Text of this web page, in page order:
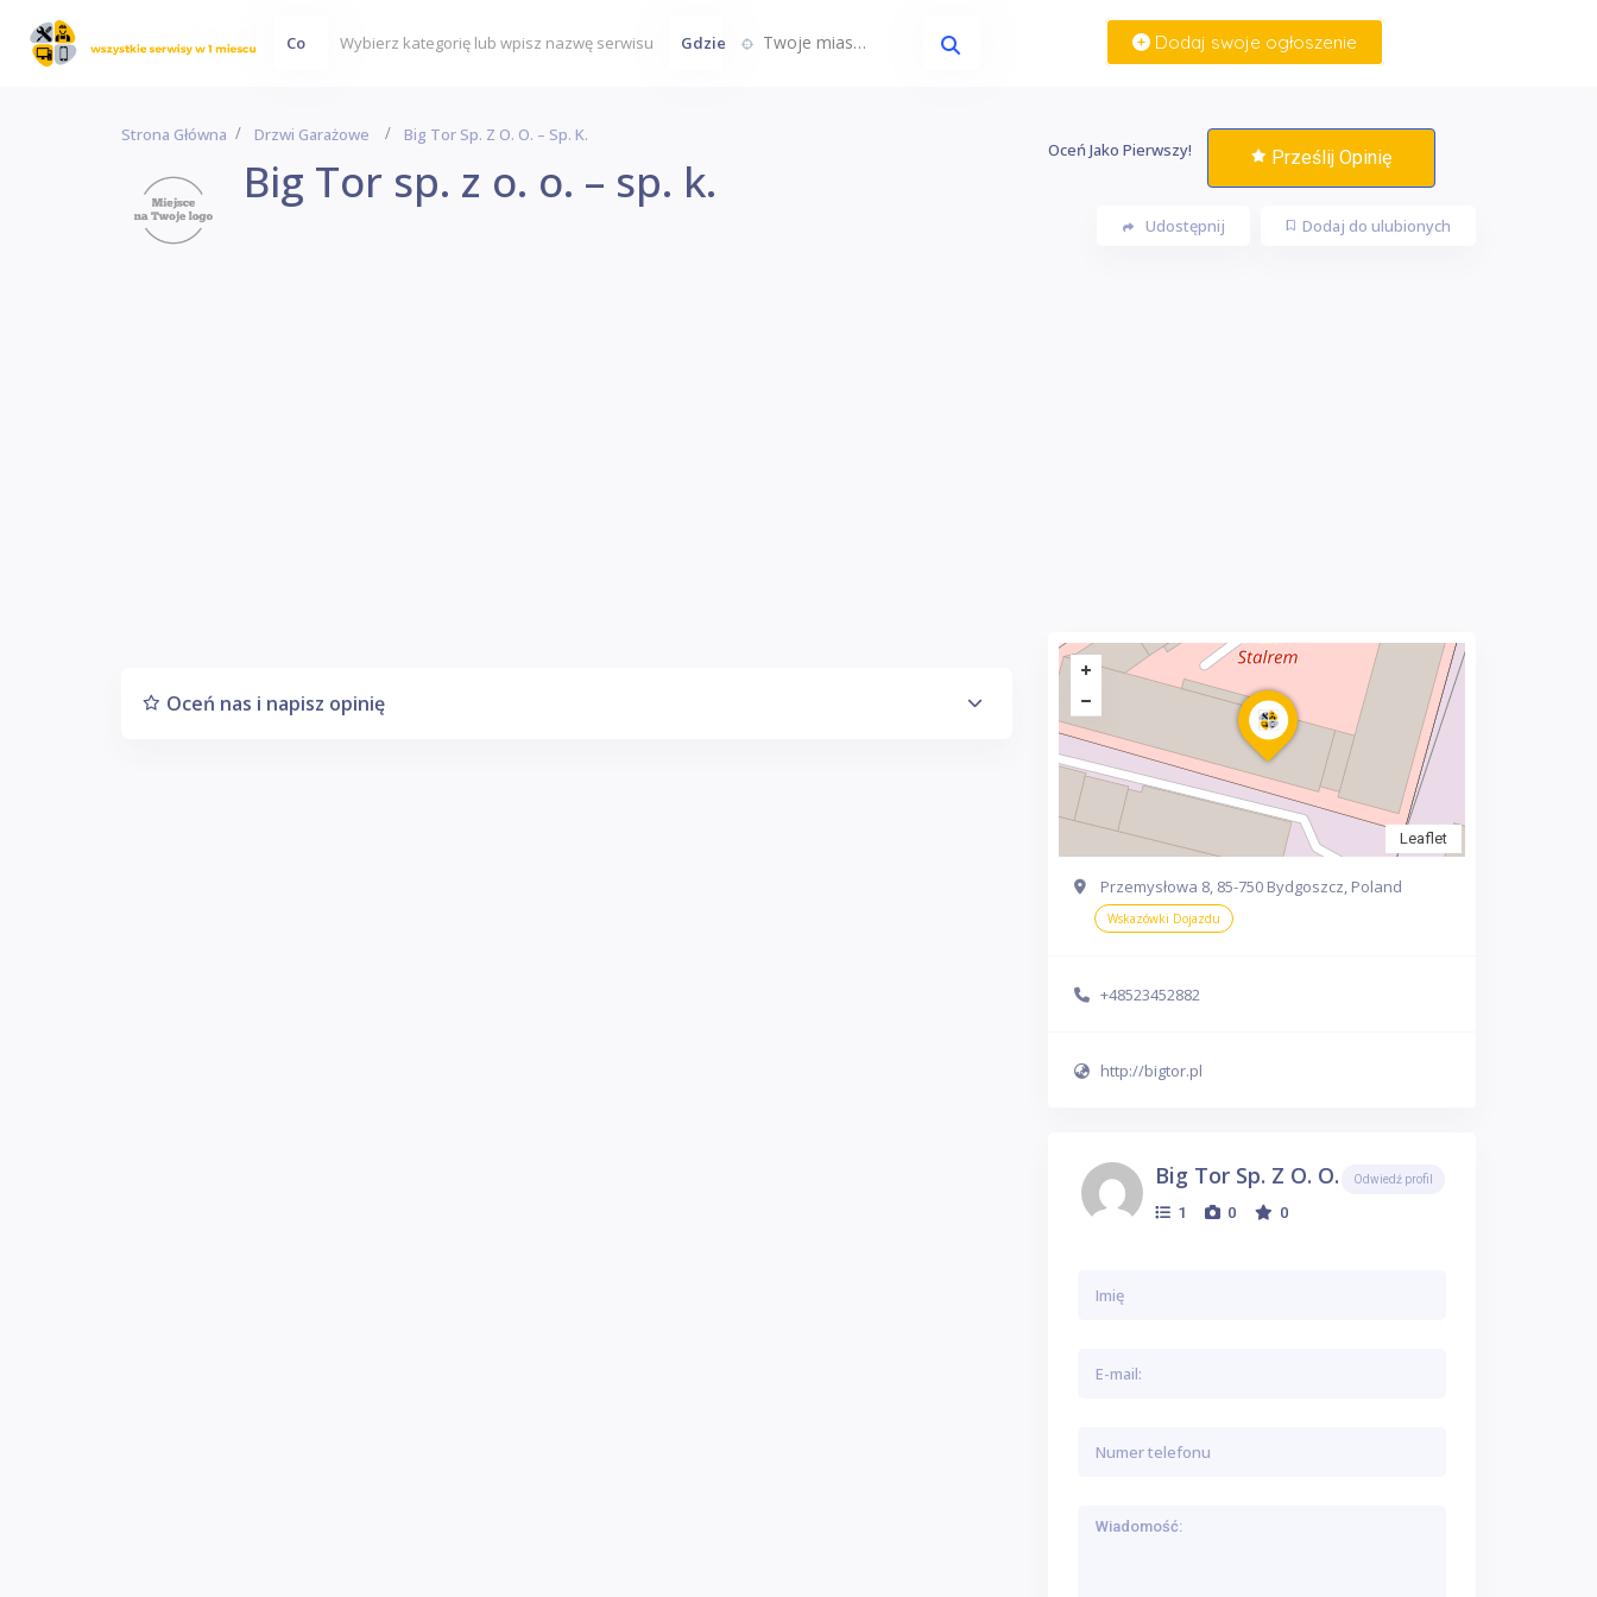
Co Gdzie Twoje miasto... Dodaj swoje ogłoszenie
Strona Główna Drzwi Garażowe Big Tor Sp. Z O. O. – Sp. K.
Big Tor sp. z o. o. – sp. k.
Oceń Jako Pierwszy! Prześlij Opinię
Dodaj do ulubionych
Udostępnij
Oceń nas i napisz opinię
Leaflet
Przemysłowa 8, 85-750 Bydgoszcz, Poland
Wskazówki Dojazdu
+48523452882
http://bigtor.pl
Big Tor Sp. Z O. O. - Sp. K.
1 0 0
Odwiedź profil